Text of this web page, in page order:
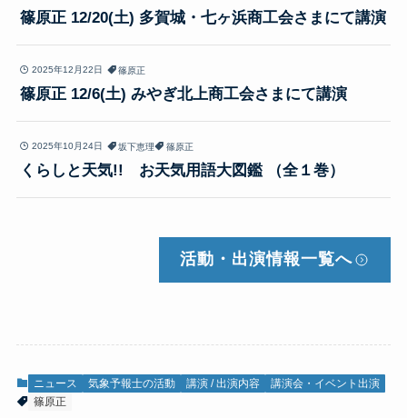
篠原正 12/20(土) 多賀城・七ヶ浜商工会さまにて講演
2025年12月22日 篠原正
篠原正 12/6(土) みやぎ北上商工会さまにて講演
2025年10月24日 坂下恵理 篠原正
くらしと天気!! お天気用語大図鑑 （全１巻）
活動・出演情報一覧へ
ニュース 気象予報士の活動 講演 / 出演内容
講演会・イベント出演
篠原正